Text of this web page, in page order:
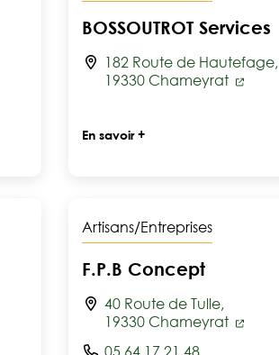
BOSSOUTROT Services
182 Route de Hautefage,
19330 Chameyrat
En savoir +
Artisans/Entreprises
F.P.B Concept
40 Route de Tulle,
19330 Chameyrat
05 64 17 21 48